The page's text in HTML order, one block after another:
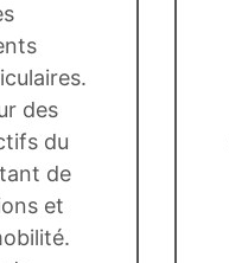
des
du
de
et